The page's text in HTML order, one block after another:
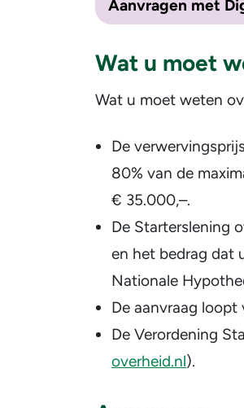
Aanvragen met
Wat u moet
Wat u moet weten
De
80% van de
€ 35.000,–.
De Starterslening
en het bedrag dat
Nationale
De aanvraag loopt
De Verordening
overheid.nl).